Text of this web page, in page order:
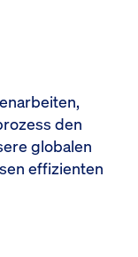
den
globalen
effizienten